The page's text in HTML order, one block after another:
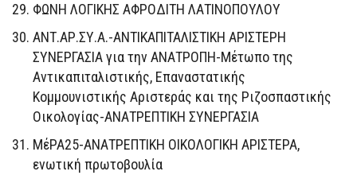
ΦΩΝΗ ΛΟΓΙΚΗΣ ΑΦΡΟΔΙΤΗ ΛΑΤΙΝΟΠΟΥΛΟΥ
ΑΝΤ.ΑΡ.ΣΥ.Α.-ΑΝΤΙΚΑΠΙΤΑΛΙΣΤΙΚΗ ΑΡΙΣΤΕΡΗ
ΣΥΝΕΡΓΑΣΙΑ για την ΑΝΑΤΡΟΠΗ-Μέτωπο της
Αντικαπιταλιστικής, Επαναστατικής
Κομμουνιστικής Αριστεράς και της Ριζοσπαστικής
Οικολογίας-ΑΝΑΤΡΕΠΤΙΚΗ ΣΥΝΕΡΓΑΣΙΑ
ΜέΡΑ25-ΑΝΑΤΡΕΠΤΙΚΗ ΟΙΚΟΛΟΓΙΚΗ ΑΡΙΣΤΕΡΑ,
ενωτική πρωτοβουλία